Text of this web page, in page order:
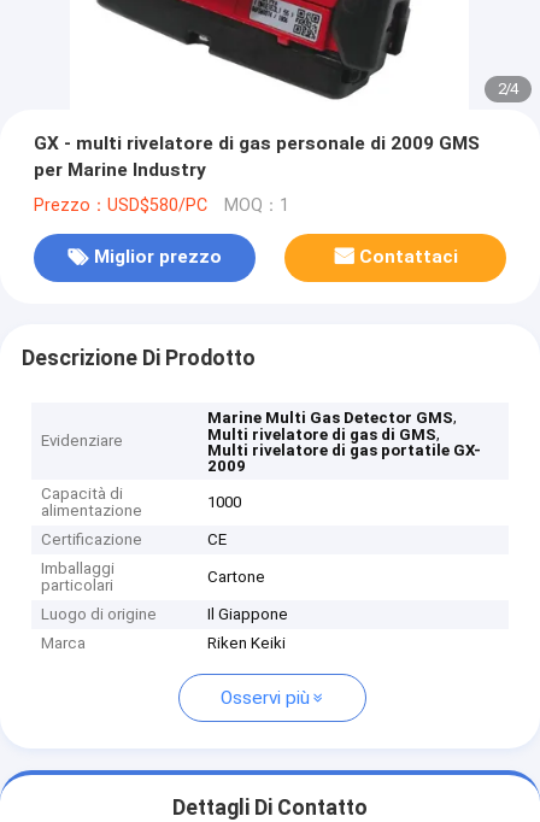
2/4
GX - multi rivelatore di gas personale di 2009 GMS
per Marine Industry
Prezzo：USD$580/PC MOQ：1
Miglior prezzo Contattaci
Descrizione Di Prodotto
Evidenziare
Marine Multi Gas Detector GMS,
Multi rivelatore di gas di GMS,
Multi rivelatore di gas portatile GX-
2009
Capacità di
alimentazione
1000
Certificazione
CE
Imballaggi
particolari
Cartone
Luogo di origine
Il Giappone
Marca
Riken Keiki
Osservi più
Dettagli Di Contatto